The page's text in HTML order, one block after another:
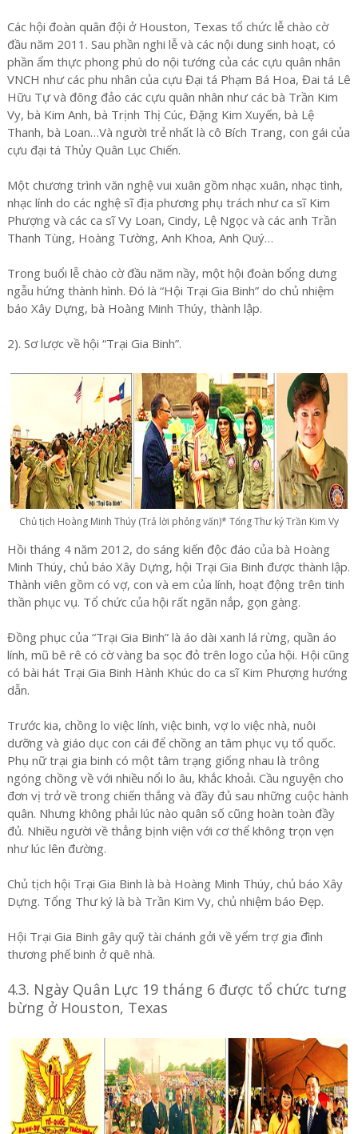
Các hội đoàn quân đội ở Houston, Texas tổ chức lễ chào cờ
đầu năm 2011. Sau phần nghi lễ và các nội dung sinh hoạt, có
phần ẩm thực phong phú do nội tướng của các cựu quân nhân
VNCH như các phu nhân của cựu Đại tá Phạm Bá Hoa, Đai tá Lê
Hữu Tự và đông đảo các cựu quân nhân như các bà Trần Kim
Vy, bà Kim Anh, bà Trịnh Thị Cúc, Đặng Kim Xuyến, bà Lệ
Thanh, bà Loan…Và người trẻ nhất là cô Bích Trang, con gái của
cựu đại tá Thủy Quân Lục Chiến.
Một chương trình văn nghệ vui xuân gồm nhạc xuân, nhạc tình,
nhạc lính do các nghệ sĩ địa phương phụ trách như ca sĩ Kim
Phượng và các ca sĩ Vy Loan, Cindy, Lệ Ngọc và các anh Trần
Thanh Tùng, Hoàng Tường, Anh Khoa, Anh Quý…
Trong buổi lễ chào cờ đầu năm nầy, một hội đoàn bổng dưng
ngẫu hứng thành hình. Đó là “Hội Trại Gia Binh” do chủ nhiệm
báo Xây Dựng, bà Hoàng Minh Thúy, thành lập.
2). Sơ lược về hội “Trại Gia Binh”.
Chủ tịch Hoàng Minh Thúy (Trả lời phỏng vấn)* Tổng Thư ký Trần Kim Vy
Hồi tháng 4 năm 2012, do sáng kiến độc đáo của bà Hoàng
Minh Thúy, chủ báo Xây Dựng, hội Trại Gia Binh được thành lập.
Thành viên gồm có vợ, con và em của lính, hoạt động trên tinh
thần phục vụ. Tổ chức của hội rất ngăn nắp, gọn gàng.
Đồng phục của “Trại Gia Binh” là áo dài xanh lá rừng, quần áo
lính, mũ bê rê có cờ vàng ba sọc đỏ trên logo của hội. Hội cũng
có bài hát Trại Gia Binh Hành Khúc do ca sĩ Kim Phượng hướng
dẫn.
Trước kia, chồng lo việc lính, việc binh, vợ lo việc nhà, nuôi
dưỡng và giáo dục con cái để chồng an tâm phục vụ tổ quốc.
Phụ nữ trại gia binh có một tâm trạng giống nhau là trông
ngóng chồng về với nhiều nổi lo âu, khắc khoải. Cầu nguyện cho
đơn vị trở về trong chiến thắng và đầy đủ sau những cuộc hành
quân. Nhưng không phải lúc nào quân số cũng hoàn toàn đầy
đủ. Nhiều người về thẳng bịnh viện với cơ thể không trọn vẹn
như lúc lên đường.
Chủ tịch hội Trại Gia Binh là bà Hoàng Minh Thúy, chủ báo Xây
Dựng. Tổng Thư ký là bà Trần Kim Vy, chủ nhiệm báo Đẹp.
Hội Trại Gia Binh gây quỹ tài chánh gởi về yểm trợ gia đình
thương phế binh ở quê nhà.
4.3. Ngày Quân Lực 19 tháng 6 được tổ chức tưng
bừng ở Houston, Texas